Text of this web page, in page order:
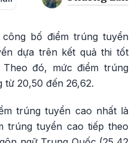
bố điểm trúng tuyển
dựa trên kết quả thi tốt
đó, mức điểm trúng
từ 20,50 đến 26,62.
trúng tuyển cao nhất là
trúng tuyển cao tiếp theo